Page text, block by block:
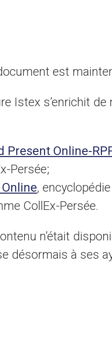
est
Istex s’enrichit
Present Online-
Persée;
Online,
CollEx-Persée.
n’était
désormais à ses